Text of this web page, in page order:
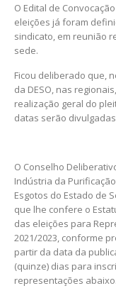
O Edital de
eleições já foram
sindicato, em reunião
sede.
Ficou deliberado que,
da DESO, nas
realização geral do
datas serão
EDITAL DE
O Conselho
Indústria da
Esgotos do Estado de
que lhe confere o
das eleições para
2021/2023, conforme
partir da data da
(quinze) dias para
representações abaixo.